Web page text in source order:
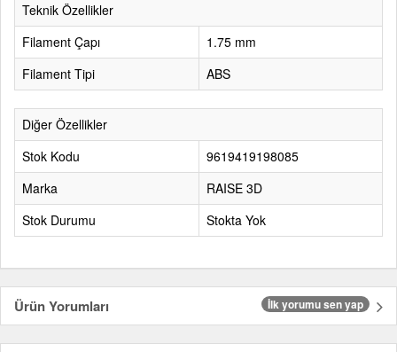
Teknik Özellikler
Filament Çapı
1.75 mm
Filament Tipi
ABS
Diğer Özellikler
Stok Kodu
9619419198085
Marka
RAISE 3D
Stok Durumu
Stokta Yok
Ürün Yorumları İlk yorumu sen yap